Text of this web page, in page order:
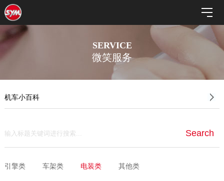
SERVICE
微笑服务
机车小百科
引擎类 车架类 电装类 其他类